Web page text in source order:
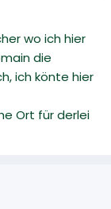
wo ich hier
die
ich könte hier
Ort für derlei